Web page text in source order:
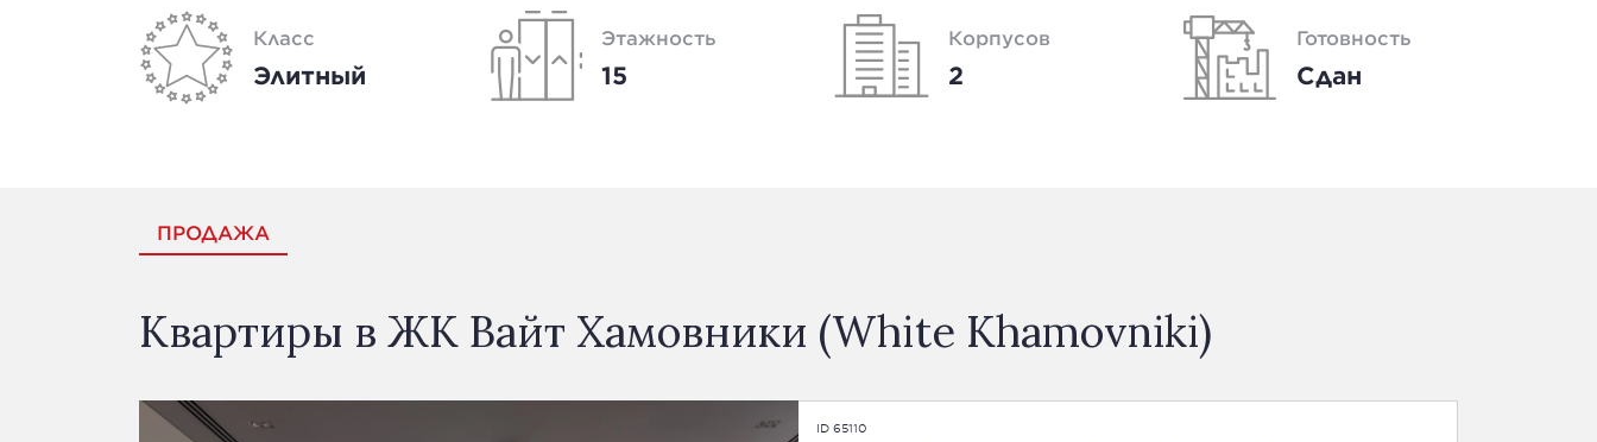
Класс
Элитный
Этажность
15
Корпусов
2
Готовность
Сдан
ПРОДАЖА
Квартиры в ЖК Вайт Хамовники (White Khamovniki)
ID 65110